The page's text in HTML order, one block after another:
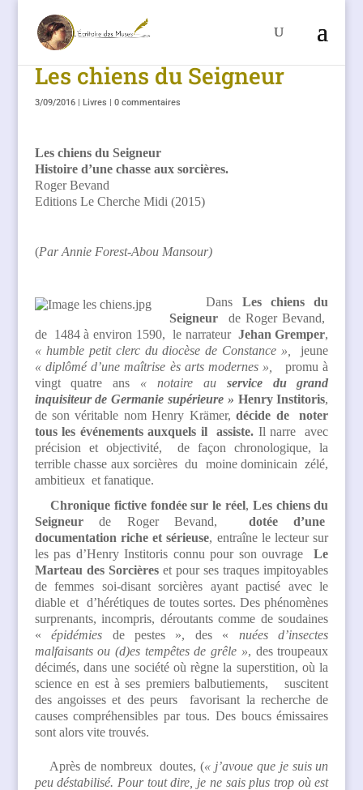
Les chiens du Seigneur
3/09/2016| Livres | 0 commentaires
Les chiens du Seigneur
Histoire d’une chasse aux sorcières.
Roger Bevand
Editions Le Cherche Midi (2015)
(Par Annie Forest-Abou Mansour)
Dans Les chiens du
Seigneur
de Roger Bevand,
de 1484 à environ 1590, le narrateur Jehan Gremper,
« humble petit clerc du diocèse de Constance »,
jeune
« diplômé d’une maîtrise ès arts modernes »,
promu à
vingt quatre ans « notaire au service du grand
inquisiteur de Germanie supérieure » Henry Institoris,
de son véritable nom Henry Krämer,décide de noter
tous les événements auxquels il assiste. Il narre avec
précision et objectivité, de façon chronologique, la
terrible chasse aux sorcières du moine dominicain zélé,
ambitieux et fanatique.
Chronique fictive fondée sur le réel, Les chiens du
Seigneurde Roger Bevand, dotée d’une
documentation riche et sérieuse, entraîne le lecteur sur
les pas d’Henry Institoris connu pour son ouvrageLe
Marteau des Sorcières et pour ses traques impitoyables
de femmes soi-disant sorcières ayant pactisé avec le
diable et d’hérétiques de toutes sortes. Des phénomènes
surprenants, incompris, déroutants comme de soudaines
«épidémies de pestes », des « nuées d’insectes
malfaisants ou (d)es tempêtes de grêle », des troupeaux
décimés, dans une société où règne la superstition, où la
science en est à ses premiers balbutiements, suscitent
des angoisses et des peurs favorisant la recherche de
causes compréhensibles par tous. Des boucs émissaires
sont alors vite trouvés.
Après de nombreux doutes, (« j’avoue que je suis un
peu déstabilisé. Pour tout dire, je ne sais plus trop où est